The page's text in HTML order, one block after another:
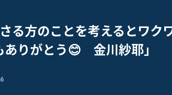
る方のことを考えるとワク
ありがとう😊 金川紗耶」